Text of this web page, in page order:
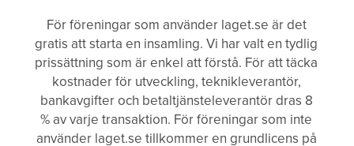
För föreningar som använder laget.se är det
gratis att starta en insamling. Vi har valt en tydlig
prissättning som är enkel att förstå. För att täcka
kostnader för utveckling, teknikleverantör,
bankavgifter och betaltjänsteleverantör dras 8
% av varje transaktion. För föreningar som inte
använder laget.se tillkommer en grundlicens på